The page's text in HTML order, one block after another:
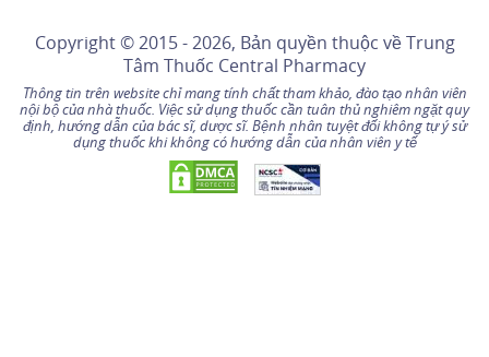
Copyright © 2015 - 2026, Bản quyền thuộc vềTrung
Tâm Thuốc Central Pharmacy
Thông tin trên website chỉ mang tính chất tham khảo, đào tạo nhân viên
nội bộ của nhà thuốc. Việc sử dụng thuốc cần tuân thủ nghiêm ngặt quy
định, hướng dẫn của bác sĩ, dược sĩ. Bệnh nhân tuyệt đối không tự ý sử
dụng thuốc khi không có hướng dẫn của nhân viên y tế